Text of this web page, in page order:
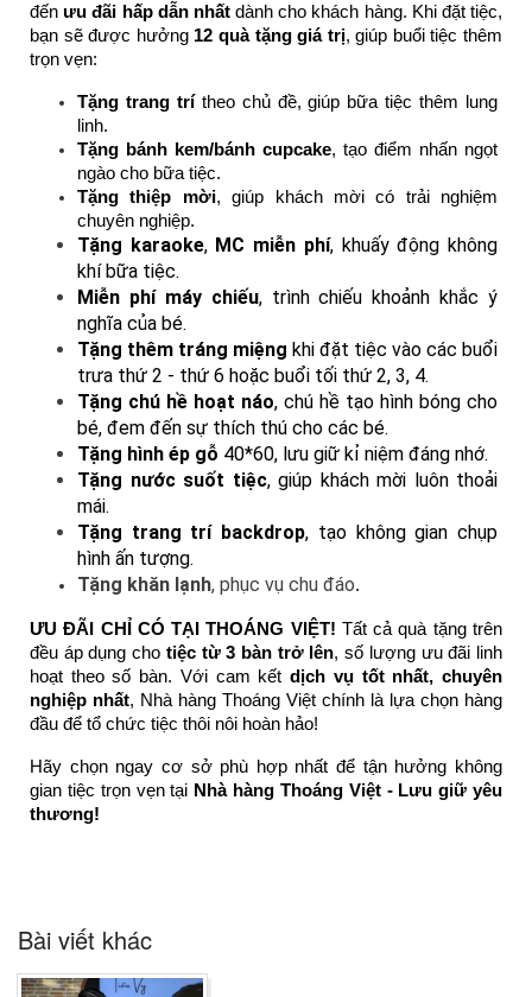
đến ưu đãi hấp dẫn nhất dành cho khách hàng. Khi đặt tiệc,
bạn sẽ được hưởng 12 quà tặng giá trị, giúp buổi tiệc thêm
trọn vẹn:
Tặng trang trí theo chủ đề, giúp bữa tiệc thêm lung
linh.
Tặng bánh kem/bánh cupcake, tạo điểm nhấn ngọt
ngào cho bữa tiệc.
Tặng thiệp mời, giúp khách mời có trải nghiệm
chuyên nghiệp.
Tặng karaoke, MC miễn phí, khuấy động không
khí bữa tiệc.
Miễn phí máy chiếu, trình chiếu khoảnh khắc ý
nghĩa của bé.
Tặng thêm tráng miệng khi đặt tiệc vào các buổi
trưa thứ 2 - thứ 6 hoặc buổi tối thứ 2, 3, 4.
Tặng chú hề hoạt náo, chú hề tạo hình bóng cho
bé, đem đến sự thích thú cho các bé.
Tặng hình ép gỗ 40*60, lưu giữ kỉ niệm đáng nhớ.
Tặng nước suốt tiệc, giúp khách mời luôn thoải
mái.
Tặng trang trí backdrop, tạo không gian chụp
hình ấn tượng.
Tặng khăn lạnh, phục vụ chu đáo.
ƯU ĐÃI CHỈ CÓ TẠI THOÁNG VIỆT! Tất cả quà tặng trên
đều áp dụng cho tiệc từ 3 bàn trở lên, số lượng ưu đãi linh
hoạt theo số bàn. Với cam kết dịch vụ tốt nhất, chuyên
nghiệp nhất, Nhà hàng Thoáng Việt chính là lựa chọn hàng
đầu để tổ chức tiệc thôi nôi hoàn hảo!
Hãy chọn ngay cơ sở phù hợp nhất để tận hưởng không
gian tiệc trọn vẹn tại Nhà hàng Thoáng Việt - Lưu giữ yêu
thương!
Bài viết khác